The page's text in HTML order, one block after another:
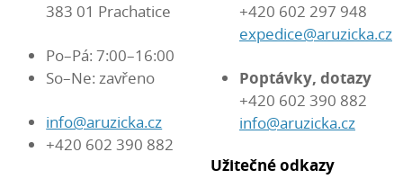
383 01 Prachatice
Po–Pá: 7:00–16:00
So–Ne: zavřeno
info@aruzicka.cz
+420 602 390 882
+420 602 297 948
expedice@aruzicka.cz
Poptávky, dotazy
+420 602 390 882
info@aruzicka.cz
Užitečné odkazy